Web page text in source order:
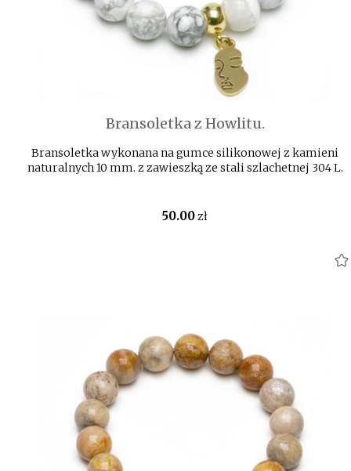
Bransoletka z Howlitu.
Bransoletka wykonana na gumce silikonowej z kamieni
naturalnych 10 mm. z zawieszką ze stali szlachetnej 304 L.
50.00zł